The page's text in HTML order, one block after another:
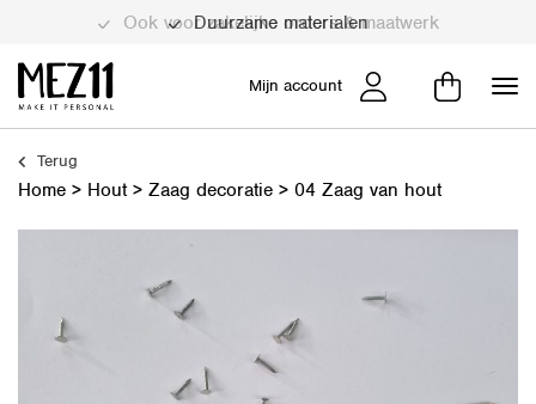
Duurzame materialen
Mijn account
Terug
Home > Hout> Zaag decoratie > 04 Zaag van hout